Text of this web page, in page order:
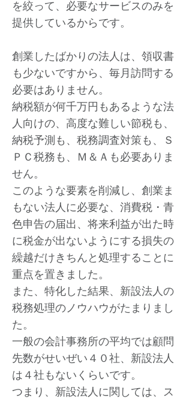
を絞って、必要なサービスのみを
提供しているからです。
創業したばかりの法人は、領収書
も少ないですから、毎月訪問する
必要はありません。
納税額が何千万円もあるような法
人向けの、高度な難しい節税も、
納税予測も、税務調査対策も、Ｓ
ＰＣ税務も、Ｍ＆Ａも必要ありま
せん。
このような要素を削減し、創業ま
もない法人に必要な、消費税・青
色申告の届出、将来利益が出た時
に税金が出ないようにする損失の
繰越だけきちんと処理することに
重点を置きました。
また、特化した結果、新設法人の
税務処理のノウハウがたまりまし
た。
一般の会計事務所の平均では顧問
先数がせいぜい４０社、新設法人
は４社もないくらいです。
つまり、新設法人に関しては、ス